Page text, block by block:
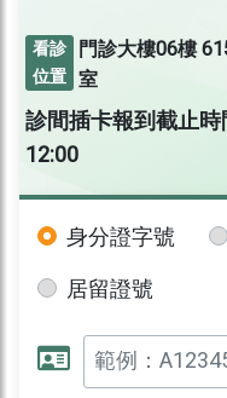
看診
位置
門診大樓06樓
室
診間插卡報到截止時
12:00
身分證字號
居留證號